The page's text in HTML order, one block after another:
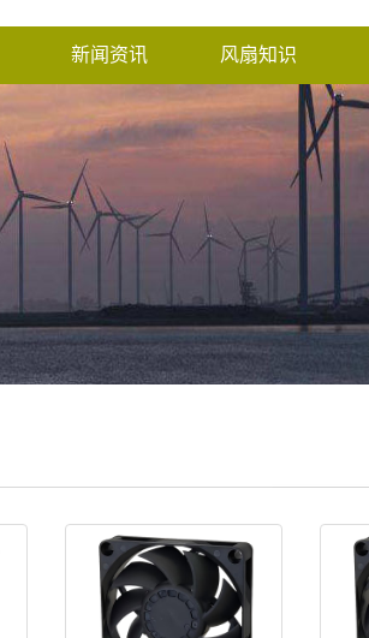
新闻资讯 风扇知识